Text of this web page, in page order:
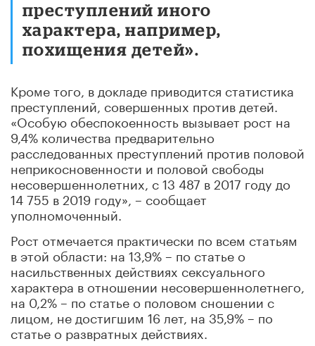
преступлений иного
характера, например,
похищения детей».
Кроме того, в докладе приводится статистика
преступлений, совершенных против детей.
«Особую обеспокоенность вызывает рост на
9,4% количества предварительно
расследованных преступлений против половой
неприкосновенности и половой свободы
несовершеннолетних, с 13 487 в 2017 году до
14 755 в 2019 году», – сообщает
уполномоченный.
Рост отмечается практически по всем статьям
в этой области: на 13,9% – по статье о
насильственных действиях сексуального
характера в отношении несовершеннолетнего,
на 0,2% – по статье о половом сношении с
лицом, не достигшим 16 лет, на 35,9% – по
статье о развратных действиях.